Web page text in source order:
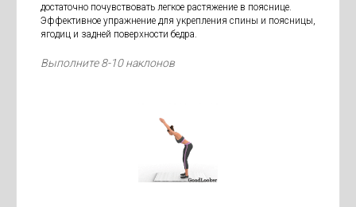
достаточно почувствовать легкое растяжение в пояснице.
Эффективное упражнение для укрепления спины и поясницы,
ягодиц и задней поверхности бедра.
Выполните 8-10 наклонов